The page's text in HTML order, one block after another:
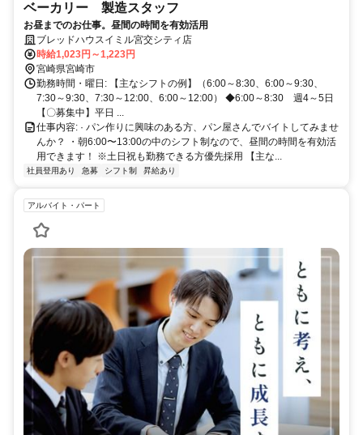
ベーカリー 製造スタッフ
お昼までのお仕事。昼間の時間を有効活用
ブレッドハウスイミル宮交シティ店
時給1,023円～1,223円
宮崎県宮崎市
勤務時間・曜日: 【主なシフトの例】（6:00～8:30、6:00～9:30、
7:30～9:30、7:30～12:00、6:00～12:00） ◆6:00～8:30 週4～5日
【〇募集中】平日 ...
仕事内容: · パン作りに興味のある方、パン屋さんでバイトしてみませ
んか？ ・朝6:00〜13:00の中のシフト制なので、昼間の時間を有効活
用できます！ ※土日祝も勤務できる方優先採用 【主な...
社員登用あり 急募 シフト制 昇給あり
アルバイト・パート